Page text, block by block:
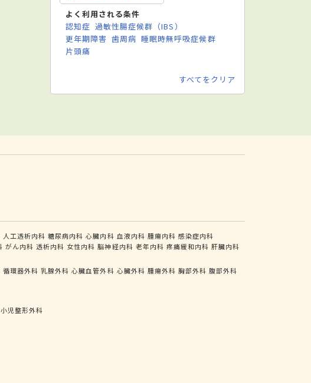
よく利用される条件
認知症 過敏性腸症候群（IBS）
更年期障害 歯周病 睡眠時無呼吸症候群
片頭痛
すべてをクリア
人工透析内科 糖尿病内科 心臓内科 血液内科 腫瘍内科 感染症内科
がん内科 透析内科 女性内科 脳神経内科 老年内科 疼痛緩和内科 肝臓内科
循環器外科 乳腺外科 心臓血管外科 心臓外科 腫瘍外科 胸部外科 腹部外科
小児整形外科